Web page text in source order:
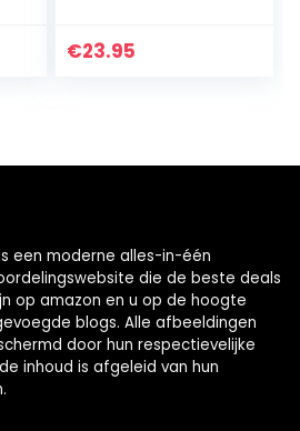
Gewatteerde 3-
€23.95
een moderne alles-in-één
die de beste deals
op amazon en u op de hoogte
blogs. Alle afbeeldingen
door hun respectievelijke
inhoud is afgeleid van hun